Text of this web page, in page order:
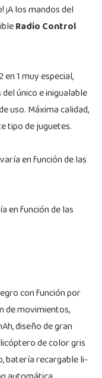
los mandos del
Radio Control
1 muy especial,
único e inigualable
uso. Máxima calidad,
tipo de juguetes.
en función de las
en función de las
con función por
de movimientos,
diseño de gran
de color gris
batería recargable li-